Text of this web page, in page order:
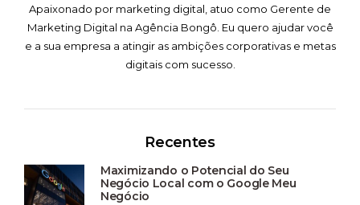
Apaixonado por marketing digital, atuo como Gerente de
Marketing Digital na Agência Bongô. Eu quero ajudar você
e a sua empresa a atingir as ambições corporativas e metas
digitais com sucesso.
Recentes
Maximizando o Potencial do Seu
Negócio Local com o Google Meu
Negócio